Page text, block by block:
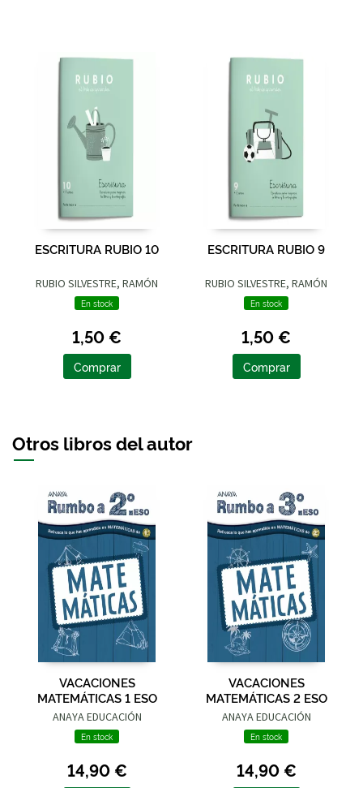
ESCRITURA RUBIO 10
RUBIO SILVESTRE, RAMÓN
En stock
1,50 €
Comprar
ESCRITURA RUBIO 9
RUBIO SILVESTRE, RAMÓN
En stock
1,50 €
Comprar
Otros libros del autor
VACACIONES
MATEMÁTICAS 1 ESO
ANAYA EDUCACIÓN
En stock
14,90 €
VACACIONES
MATEMÁTICAS 2 ESO
ANAYA EDUCACIÓN
En stock
14,90 €